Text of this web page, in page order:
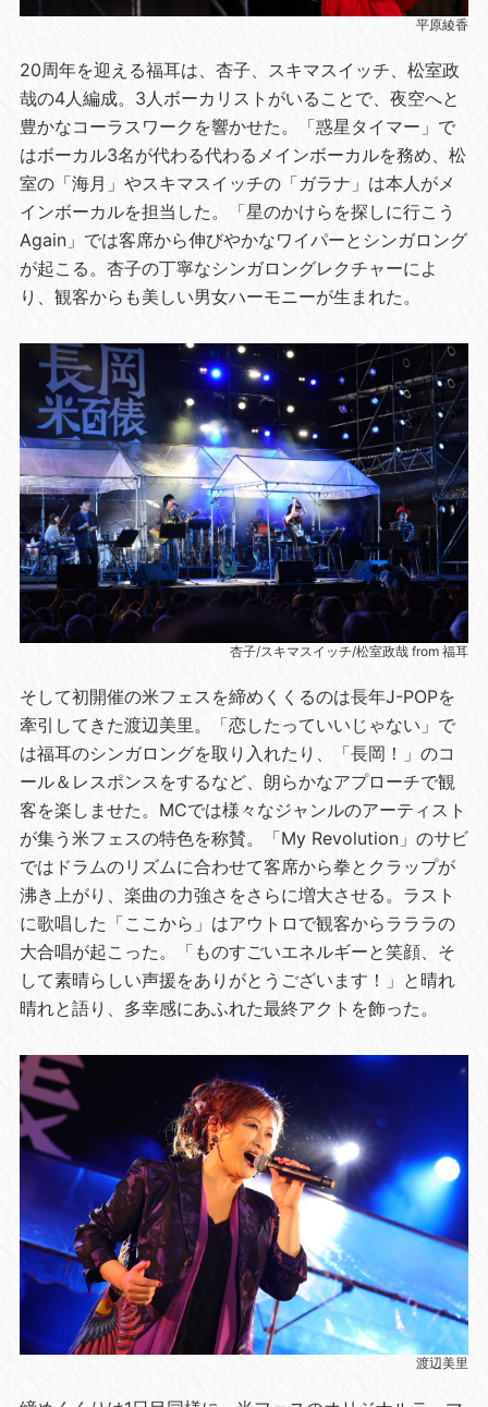
平原綾香
20周年を迎える福耳は、杏子、スキマスイッチ、松室政
哉の4人編成。3人ボーカリストがいることで、夜空へと
豊かなコーラスワークを響かせた。「惑星タイマー」で
はボーカル3名が代わる代わるメインボーカルを務め、松
室の「海月」やスキマスイッチの「ガラナ」は本人がメ
インボーカルを担当した。「星のかけらを探しに行こう
Again」では客席から伸びやかなワイパーとシンガロング
が起こる。杏子の丁寧なシンガロングレクチャーによ
り、観客からも美しい男女ハーモニーが生まれた。
杏子/スキマスイッチ/松室政哉 from 福耳
そして初開催の米フェスを締めくくるのは長年J-POPを
牽引してきた渡辺美里。「恋したっていいじゃない」で
は福耳のシンガロングを取り入れたり、「長岡！」のコ
ール＆レスポンスをするなど、朗らかなアプローチで観
客を楽しませた。MCでは様々なジャンルのアーティスト
が集う米フェスの特色を称賛。「My Revolution」のサビ
ではドラムのリズムに合わせて客席から拳とクラップが
沸き上がり、楽曲の力強さをさらに増大させる。ラスト
に歌唱した「ここから」はアウトロで観客からラララの
大合唱が起こった。「ものすごいエネルギーと笑顔、そ
して素晴らしい声援をありがとうございます！」と晴れ
晴れと語り、多幸感にあふれた最終アクトを飾った。
渡辺美里